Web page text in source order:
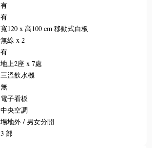
有
有
寬120 x 高100 cm 移動式白板
無線 x 2
有
地上2座 x 7處
三溫飲水機
無
電子看板
中央空調
場地外 / 男女分開
3 部